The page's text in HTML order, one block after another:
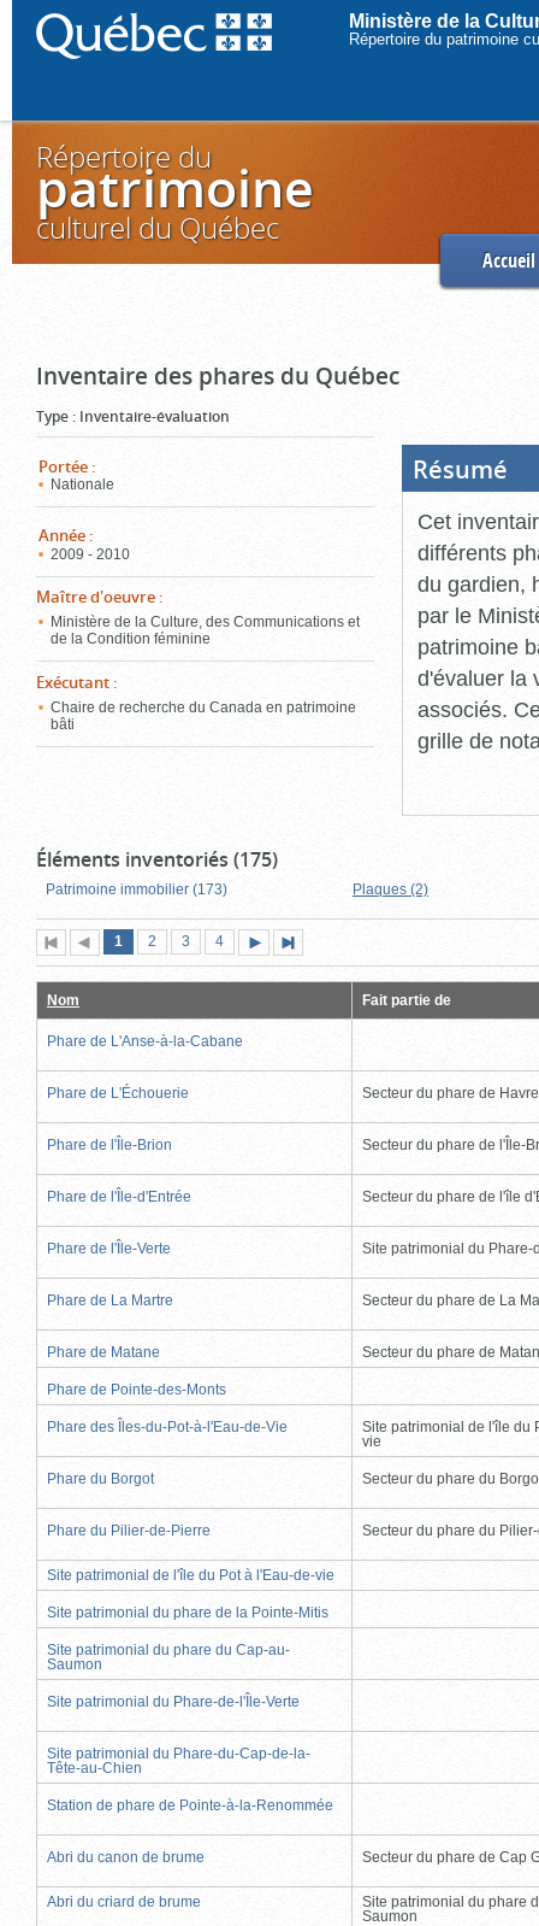
Ministère de la
Répertoire du patrimoine
Répertoire du
patrimoine
culturel du Québec
Accueil
Inventaire des phares du Québec
Type : Inventaire-évaluation
Portée :
Nationale
Année :
2009 - 2010
Maître d'oeuvre :
Ministère de la Culture, des Communications et
de la Condition féminine
Exécutant :
Chaire de recherche du Canada en patrimoine
bâti
Résumé
Cet
différents
du gardien,
par le
patrimoine
d'évaluer la
associés.
grille de
Éléments inventoriés (175)
Patrimoine immobilier (173) Plaques (2)
Première
page
Page
précédente
Page
1 (page
actuelle)
Page
2 Page
3 Page
4
suivante
page
Nom Fait partie de
Phare de L'Anse-à-la-Cabane
Phare de L'Échouerie Secteur du phare de
Phare de l'Île-Brion Secteur du phare de l'Île-
Phare de l'Île-d'Entrée Secteur du phare de l'île
Phare de l'Île-Verte Site patrimonial du Phare-
Phare de La Martre Secteur du phare de La
Phare de Matane Secteur du phare de
Phare de Pointe-des-Monts
Phare des Îles-du-Pot-à-l'Eau-de-Vie
Site patrimonial de l'île du
vie
Phare du Borgot Secteur du phare du
Phare du Pilier-de-Pierre Secteur du phare du
Site patrimonial de l'île du Pot à l'Eau-de-vie
Site patrimonial du phare de la Pointe-Mitis
Site patrimonial du phare du Cap-au-
Saumon
Site patrimonial du Phare-de-l'Île-Verte
Site patrimonial du Phare-du-Cap-de-la-
Tête-au-Chien
Station de phare de Pointe-à-la-Renommée
Abri du canon de brume Secteur du phare de Cap
Abri du criard de brume
Site patrimonial du phare
Saumon